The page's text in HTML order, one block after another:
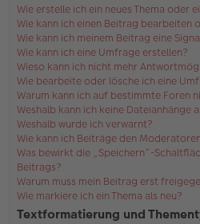
Wie erstelle ich ein neues Thema oder
Wie kann ich einen Beitrag bearbeiten
Wie kann ich meinem Beitrag eine
Wie kann ich eine Umfrage erstellen?
Wieso kann ich nicht mehr
Wie bearbeite oder lösche ich eine
Warum kann ich auf bestimmte Foren
Weshalb kann ich keine Dateianhänge
Weshalb wurde ich verwarnt?
Wie kann ich Beiträge den
Was bewirkt die „Speichern“-
Beitrags?
Warum muss mein Beitrag erst
Wie markiere ich ein Thema als neu?
Textformatierung und